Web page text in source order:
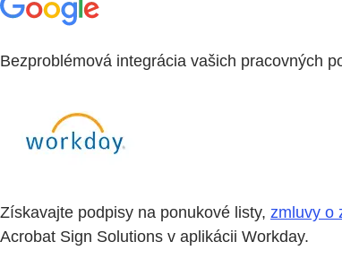
Bezproblémová integrácia vašich pracovných
Získavajte podpisy na ponukové listy, zmluvy o
Acrobat Sign Solutions v aplikácii Workday.